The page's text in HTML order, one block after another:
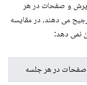
پرش و صفحات در هر
می دهند، در مقایسه
نمی دهد:
صفحات در هر جلسه